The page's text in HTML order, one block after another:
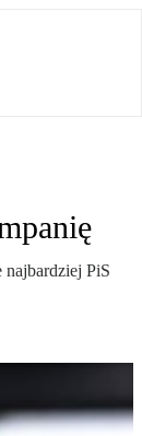
najbardziej PiS